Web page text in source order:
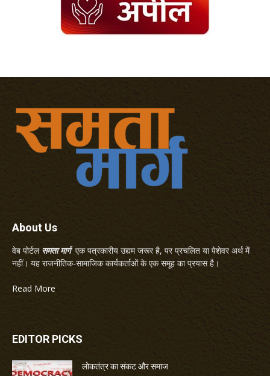
About Us
वेब पोर्टल समता मार्गएक पत्रकारीय उद्यम जरूर है, पर प्रचलित या पेशेवर अर्थ में
नहीं। यह राजनीतिक-सामाजिक कार्यकर्ताओं के एक समूह का प्रयास है।
Read More
EDITOR PICKS
लोकतंत्र का संकट और समाज